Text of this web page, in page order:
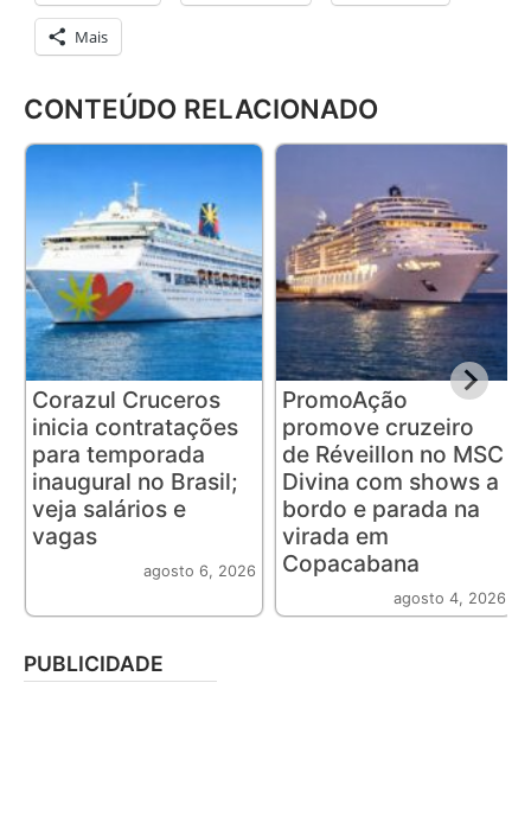
Mais
CONTEÚDO RELACIONADO
Corazul Cruceros
inicia contratações
para temporada
inaugural no Brasil;
veja salários e
vagas
agosto 6, 2026
PromoAção
promove cruzeiro
de Réveillon no MSC
Divina com shows a
bordo e parada na
virada em
Copacabana
agosto 4, 2026
PUBLICIDADE